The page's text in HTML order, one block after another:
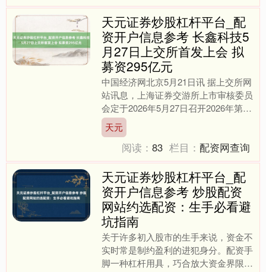
天元证券炒股杠杆平台_配
资开户信息参考 长鑫科技5
月27日上交所首发上会 拟
募资295亿元
中国经济网北京5月21日讯 据上交所网
站讯息，上海证券交游所上市审核委员
会定于2026年5月27日召开2026年第27
次上市审核委员会审议会议，审议的刊
行东说念....
天元
阅读：83 栏目：配资网查询
天元证券炒股杠杆平台_配
资开户信息参考 炒股配资
网站约选配资：生手必看避
坑指南
关于许多初入股市的生手来说，资金不
实时常是制约盈利的进犯身分。配资手
脚一种杠杆用具，巧合放大资金界限，